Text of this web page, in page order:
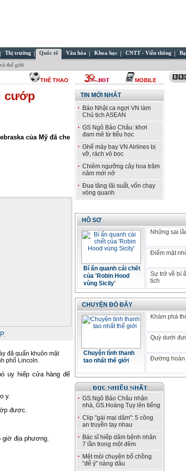
Thị trường Quốc tế Văn hóa Khoa học CNTT - Viễn thông
thế giới
THỂ THAO MOBILE
cướp
của Mỹ đã che
đã quấn khuôn mặt
phố Lincoln.
uy hiếp cửa hàng để
y.
được.
giờ địa phương.
TIN MỚI NHẤT
Báo Nhật ca ngợi VN làm
Chủ tịch ASEAN
GS Ngô Bảo Châu: khơi
đam mê từ tiểu học
Ghế máy bay VN Airlines bị
vỡ, rách vỏ bọc
Chiêm ngưỡng cây hoa trăm
năm mới nở
Đua tăng lãi suất, vốn chạy
vòng quanh
HỒ SƠ
Bí ẩn quanh cái chết
của 'Robin Hood
vùng Sicily'
Những sai
Điểm mặt
Sự trở về bí
tích
CHUYỆN ĐÓ ĐÂY
Chuyện tình thanh
tao nhất thế giới
Khám phá
Quỳ dưới
Đường hoàn
GS.Ngô Bảo Châu nhận
nhà, GS.Hoàng Tụy lên tiếng
Clip "gái mại dâm": 5 công
an truyền tay nhau
Bác sĩ hiếp dâm bệnh nhân
7 lần trong một đêm
Mệt mỏi chuyện bố chồng
"để ý" nàng dâu